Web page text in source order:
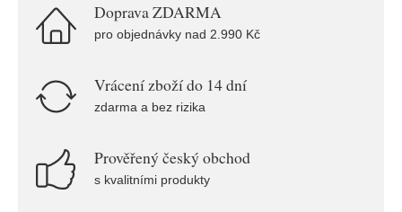
Doprava ZDARMA
pro objednávky nad 2.990 Kč
Vrácení zboží do 14 dní
zdarma a bez rizika
Prověřený český obchod
s kvalitními produkty